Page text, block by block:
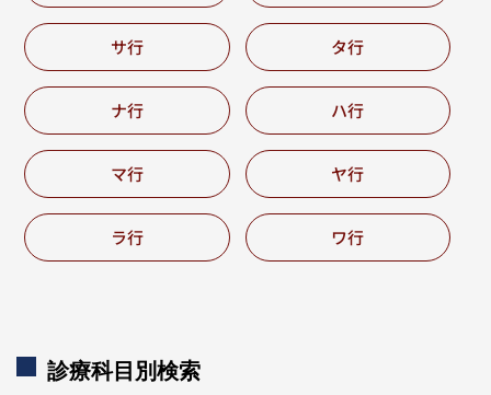
サ行 タ行
ナ行 ハ行
マ行 ヤ行
ラ行 ワ行
診療科目別検索